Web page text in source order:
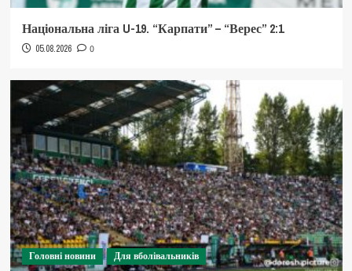
Національна ліга U-19. “Карпати” – “Верес” 2:1
05.08.2026 0
Головні новини Для вболівальників